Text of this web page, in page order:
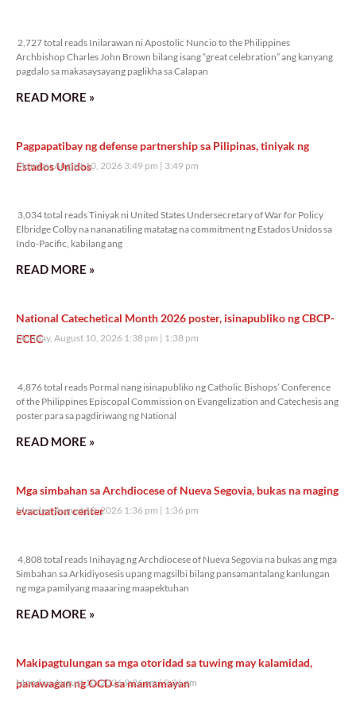
2,727 total reads Inilarawan ni Apostolic Nuncio to the Philippines
Archbishop Charles John Brown bilang isang “great celebration” ang kanyang
pagdalo sa makasaysayang paglikha sa Calapan
READ MORE »
Pagpapatibay ng defense partnership sa Pilipinas, tiniyak ng
Estados Unidos
Monday, August 10, 2026 3:49 pm 3:49 pm
3,034 total reads Tiniyak ni United States Undersecretary of War for Policy
Elbridge Colby na nananatiling matatag na commitment ng Estados Unidos sa
Indo-Pacific, kabilang ang
READ MORE »
National Catechetical Month 2026 poster, isinapubliko ng CBCP-
ECEC
Monday, August 10, 2026 1:38 pm 1:38 pm
4,876 total reads Pormal nang isinapubliko ng Catholic Bishops’ Conference
of the Philippines Episcopal Commission on Evangelization and Catechesis ang
poster para sa pagdiriwang ng National
READ MORE »
Mga simbahan sa Archdiocese of Nueva Segovia, bukas na maging
evacuation center
Monday, August 10, 2026 1:36 pm 1:36 pm
4,808 total reads Inihayag ng Archdiocese of Nueva Segovia na bukas ang mga
Simbahan sa Arkidiyosesis upang magsilbi bilang pansamantalang kanlungan
ng mga pamilyang maaaring maapektuhan
READ MORE »
Makipagtulungan sa mga otoridad sa tuwing may kalamidad,
panawagan ng OCD sa mamamayan
Monday, August 10, 2026 9:26 am 9:26 am